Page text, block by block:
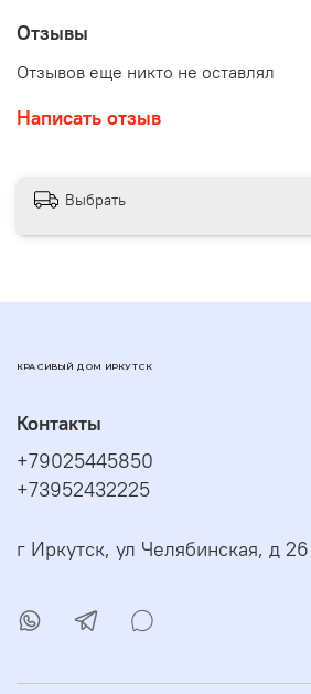
Отзывы
Отзывов еще никто не оставлял
Написать отзыв
Выбрать
КРАСИВЫЙ ДОМ ИРКУТСК
Контакты
+79025445850
+73952432225
г Иркутск, ул Челябинская, д